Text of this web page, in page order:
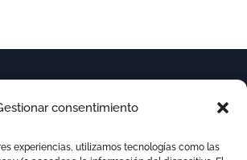
consentimiento
experiencias, utilizamos tecnologías como las